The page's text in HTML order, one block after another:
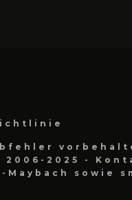
2025 -
sowie